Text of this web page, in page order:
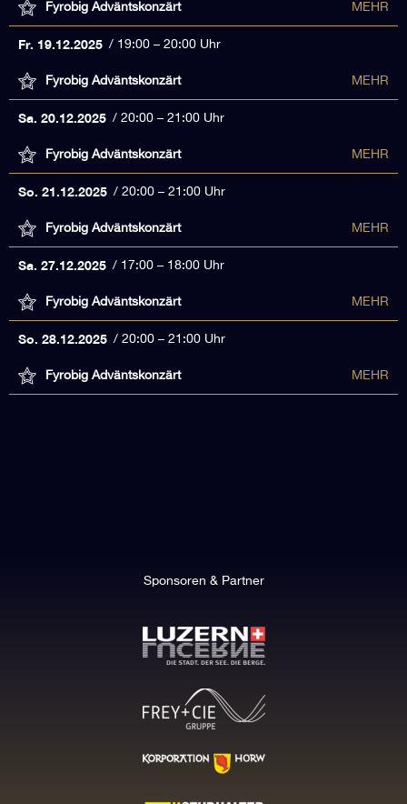
Fyrobig Adväntskonzärt MEHR
Fr. 19.12.2025 19:00 – 20:00 Uhr
Fyrobig Adväntskonzärt MEHR
Sa. 20.12.2025 20:00 – 21:00 Uhr
Fyrobig Adväntskonzärt MEHR
So. 21.12.2025 20:00 – 21:00 Uhr
Fyrobig Adväntskonzärt MEHR
Sa. 27.12.2025 17:00 – 18:00 Uhr
Fyrobig Adväntskonzärt MEHR
So. 28.12.2025 20:00 – 21:00 Uhr
Fyrobig Adväntskonzärt MEHR
Sponsoren & Partner